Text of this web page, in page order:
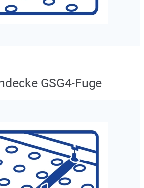
GSG4-Fuge